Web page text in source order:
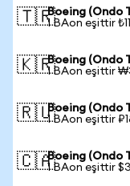
🇹🇷Boeing (Ondo
1 BAon eşittir
🇰🇷Boeing (Ondo
1 BAon eşittir
🇷🇺Boeing (Ondo
1 BAon eşittir
🇨🇦Boeing (Ondo
1 BAon eşittir